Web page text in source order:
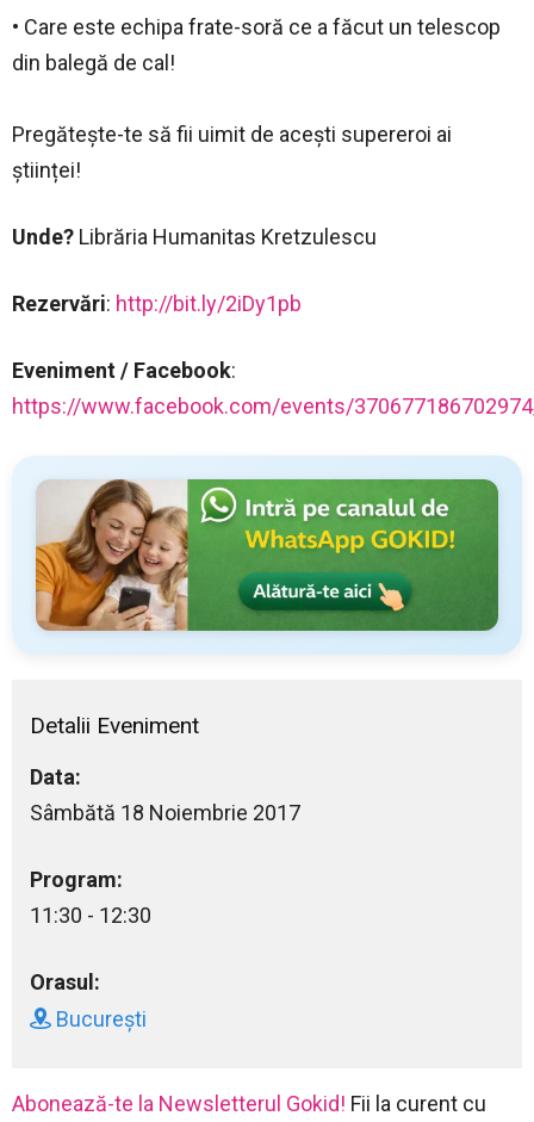
• Care este echipa frate-soră ce a făcut un telescop
din balegă de cal!
Pregătește-te să fii uimit de acești supereroi ai
științei!
Unde? Librăria Humanitas Kretzulescu
Rezervări: http://bit.ly/2iDy1pb
Eveniment / Facebook:
https://www.facebook.com/events/
Detalii Eveniment
Data:
Sâmbătă 18 Noiembrie 2017
Program:
11:30 - 12:30
Orasul:
București
Abonează-te la Newsletterul Gokid! Fii la curent cu